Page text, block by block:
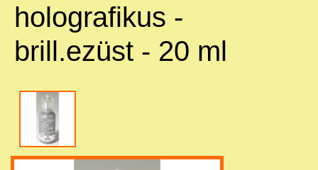
holografikus -
brill.ezüst - 20 ml